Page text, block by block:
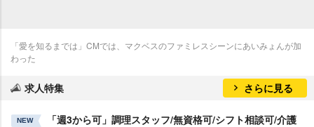
「愛を知るまでは」CMでは、マクベスのファミレスシーンにあいみょんが加
わった
求人特集 さらに見る
NEW
「週3から可」調理スタッフ/無資格可/シフト相談可/介護